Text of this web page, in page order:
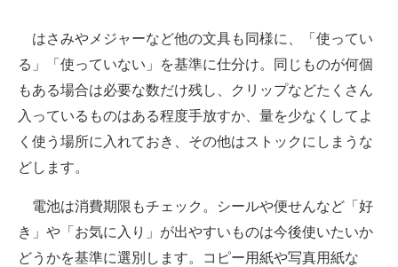
はさみやメジャーなど他の文具も同様に、「使ってい
る」「使っていない」を基準に仕分け。同じものが何個
もある場合は必要な数だけ残し、クリップなどたくさん
入っているものはある程度手放すか、量を少なくしてよ
く使う場所に入れておき、その他はストックにしまうな
どします。
電池は消費期限もチェック。シールや便せんなど「好
き」や「お気に入り」が出やすいものは今後使いたいか
どうかを基準に選別します。コピー用紙や写真用紙な